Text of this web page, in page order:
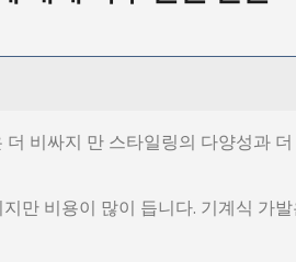
비싸지 만 스타일링의 다양성과
만 비용이 많이 듭니다. 기계식 가